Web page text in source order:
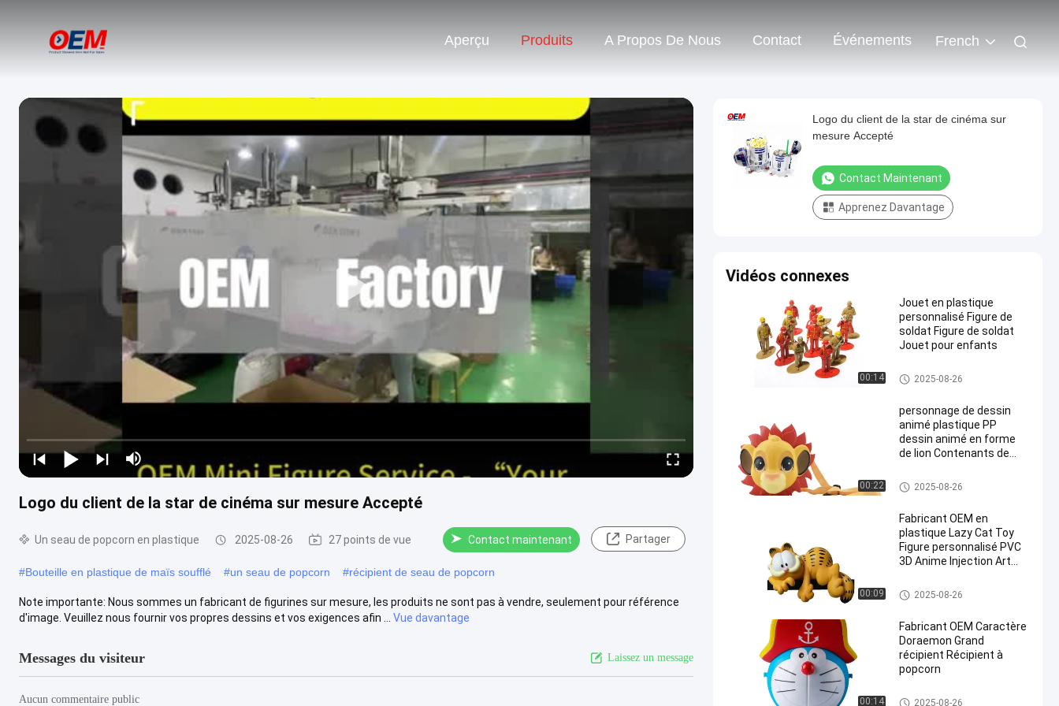
Aperçu Produits A Propos De Nous Contact Événements French
Logo du client de la star de cinéma sur mesure Accepté
Un seau de popcorn en plastique 2025-08-26 27 points de vue Contact maintenant Partager
#Bouteille en plastique de maïs soufflé #un seau de popcorn #récipient de seau de popcorn
Note importante: Nous sommes un fabricant de figurines sur mesure, les produits ne sont pas à vendre, seulement pour référence
d'image. Veuillez nous fournir vos propres dessins et vos exigences afin ...
Vue davantage
Messages du visiteur Laissez un message
Aucun commentaire public
Logo du client de la star de cinéma sur
mesure Accepté
Contact Maintenant
Apprenez Davantage
Vidéos connexes
00:14
Jouet en plastique
personnalisé Figure de
soldat Figure de soldat
Jouet pour enfants
Jouet en plastique personnali
sé/jouet en PVC
2025-08-26
00:22
personnage de dessin
animé plastique PP
dessin animé en forme
de lion Contenants de
couvercle pour la
collection
Un seau de popcorn en plastiq
ue
2025-08-26
00:09
Fabricant OEM en
plastique Lazy Cat Toy
Figure personnalisé PVC
3D Anime Injection Art
Jouet modèle en plastique pou
r animaux
2025-08-26
00:14
Fabricant OEM Caractère
Doraemon Grand
récipient Récipient à
popcorn
Un seau de popcorn en plastiq
2025-08-26